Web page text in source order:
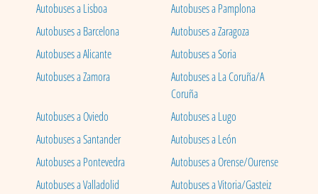
Autobuses a Lisboa
Autobuses a Pamplona
Autobuses a Barcelona
Autobuses a Zaragoza
Autobuses a Alicante
Autobuses a Soria
Autobuses a Zamora
Autobuses a La Coruña/A
Coruña
Autobuses a Oviedo
Autobuses a Lugo
Autobuses a Santander
Autobuses a León
Autobuses a Pontevedra
Autobuses a Orense/Ourense
Autobuses a Valladolid
Autobuses a Vitoria/Gasteiz